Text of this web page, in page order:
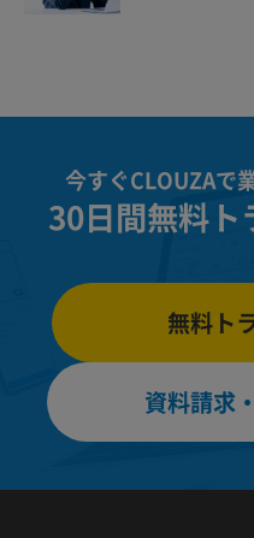
今すぐCLOUZAで
30日間無料ト
無料ト
資料請求